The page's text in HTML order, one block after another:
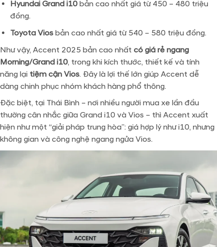
Hyundai Grand i10bản cao nhất giá từ 450 – 480 triệu
đồng.
Toyota Viosbản cao nhất giá từ 540 – 580 triệu đồng.
Như vậy, Accent 2025 bản cao nhất có giá rẻ ngang
Morning/Grand i10, trong khi kích thước, thiết kế và tính
năng lại tiệm cận Vios. Đây là lợi thế lớn giúp Accent dễ
dàng chinh phục nhóm khách hàng phổ thông.
Đặc biệt, tại Thái Bình – nơi nhiều người mua xe lần đầu
thường cân nhắc giữa Grand i10 và Vios – thì Accent xuất
hiện như một “giải pháp trung hòa”: giá hợp lý như i10, nhưng
không gian và công nghệ ngang ngửa Vios.